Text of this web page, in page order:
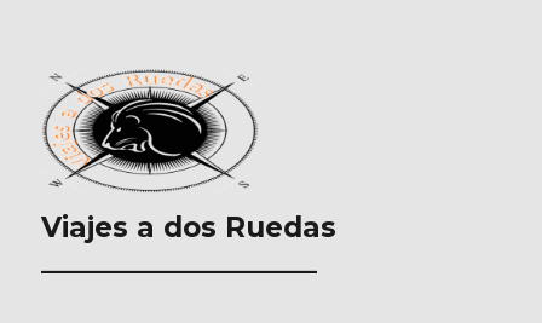
Viajes a dos Ruedas
___________________